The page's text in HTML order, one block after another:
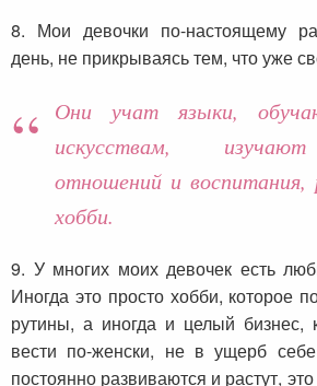
8. Мои девочки по-настоящему
день, не прикрываясь тем, что уже
Они учат языки,
искусствам,
отношений и воспитания,
хобби.
9. У многих моих девочек есть
Иногда это просто хобби, которое
рутины, а иногда и целый бизнес,
вести по-женски, не в ущерб
постоянно развиваются и растут,